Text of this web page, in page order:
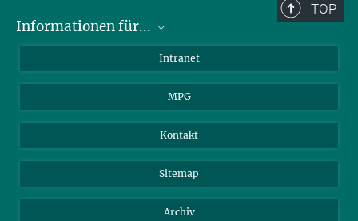
TOP
Informationen für...
Studenten
Journalisten
Intranet
MPG
Kontakt
Sitemap
Archiv